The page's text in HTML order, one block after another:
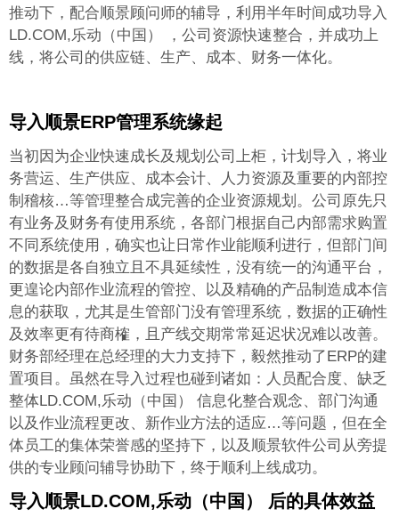
推动下，配合顺景顾问师的辅导，利用半年时间成功导入
LD.COM,乐动（中国） ，公司资源快速整合，并成功上
线，将公司的供应链、生产、成本、财务一体化。
导入顺景ERP管理系统缘起
当初因为企业快速成长及规划公司上柜，计划导入 ，将业
务营运、生产供应、成本会计、人力资源及重要的内部控
制稽核…等管理整合成完善的企业资源规划。公司原先只
有业务及财务有使用系统，各部门根据自己内部需求购置
不同系统使用，确实也让日常作业能顺利进行，但部门间
的数据是各自独立且不具延续性，没有统一的沟通平台，
更遑论内部作业流程的管控、以及精确的产品制造成本信
息的获取，尤其是生管部门没有管理系统，数据的正确性
及效率更有待商榷，且产线交期常常延迟状况难以改善。
财务部经理在总经理的大力支持下，毅然推动了ERP的建
置项目。虽然在导入过程也碰到诸如：人员配合度、缺乏
整体LD.COM,乐动（中国） 信息化整合观念、部门沟通
以及作业流程更改、新作业方法的适应…等问题，但在全
体员工的集体荣誉感的坚持下，以及顺景软件公司从旁提
供的专业顾问辅导协助下，终于顺利上线成功。
导入顺景LD.COM,乐动（中国） 后的具体效益